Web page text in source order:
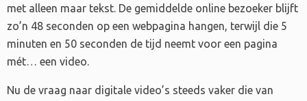
met alleen maar tekst. De gemiddelde online bezoeker blijft
zo’n 48 seconden op een webpagina hangen, terwijl die 5
minuten en 50 seconden de tijd neemt voor een pagina
mét… een video.
Nu de vraag naar digitale video’s steeds vaker die van